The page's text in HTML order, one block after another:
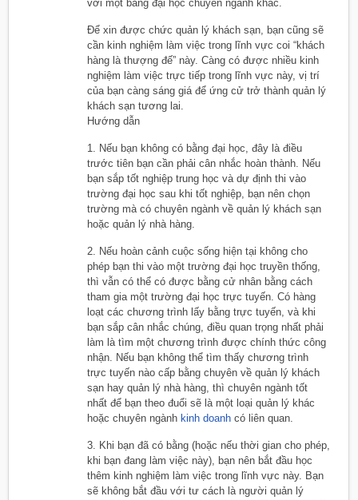
với một bằng đại học chuyên ngành khác.
Để xin được chức quản lý khách sạn, bạn cũng sẽ
cần kinh nghiệm làm việc trong lĩnh vực coi “khách
hàng là thượng đế” này. Càng có được nhiều kinh
nghiệm làm việc trực tiếp trong lĩnh vực này, vị trí
của bạn càng sáng giá để ứng cử trở thành quản lý
khách sạn tương lai.
Hướng dẫn
1. Nếu bạn không có bằng đại học, đây là điều
trước tiên bạn cần phải cân nhắc hoàn thành. Nếu
bạn sắp tốt nghiệp trung học và dự định thi vào
trường đại học sau khi tốt nghiệp, bạn nên chọn
trường mà có chuyên ngành về quản lý khách sạn
hoặc quản lý nhà hàng.
2. Nếu hoàn cảnh cuộc sống hiện tại không cho
phép bạn thi vào một trường đại học truyền thống,
thì vẫn có thể có được bằng cử nhân bằng cách
tham gia một trường đại học trực tuyến. Có hàng
loạt các chương trình lấy bằng trực tuyến, và khi
bạn sắp cân nhắc chúng, điều quan trọng nhất phải
làm là tìm một chương trình được chính thức công
nhận. Nếu bạn không thể tìm thấy chương trình
trực tuyến nào cấp bằng chuyên về quản lý khách
sạn hay quản lý nhà hàng, thì chuyên ngành tốt
nhất để bạn theo đuổi sẽ là một loại quản lý khác
hoặc chuyên ngành kinh doanh có liên quan.
3. Khi bạn đã có bằng (hoặc nếu thời gian cho phép,
khi bạn đang làm việc này), bạn nên bắt đầu học
thêm kinh nghiệm làm việc trong lĩnh vực này. Bạn
sẽ không bắt đầu với tư cách là người quản lý